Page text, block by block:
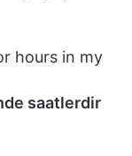
hours in my
saatlerdir